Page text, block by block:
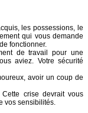
les possessions, le
qui vous demande
fonctionner.
de travail pour une
aviez. Votre sécurité
avoir un coup de
crise devrait vous
vos sensibilités.